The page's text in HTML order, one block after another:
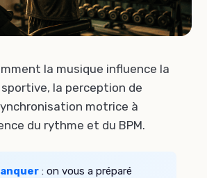
la musique influence la
la perception de
motrice à
du rythme et du BPM.
: on vous a préparé